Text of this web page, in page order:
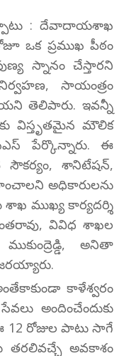
: దేవాదాయశాఖ
ఒక ప్రముఖ పీఠం
స్నానం చేస్తారని
సాయంత్రం
తెలిపారు. ఇవన్నీ
విస్తృతమైన మౌలిక
పేర్కొన్నారు. ఈ
సౌకర్యం, శానిటేషన్,
అధికారులను
ముఖ్య కార్యదర్శి
వివిధ శాఖల
అనితా
కాళేశ్వరం
అందించేందుకు
12 రోజుల పాటు సాగే
తరలివచ్చే అవకాశం